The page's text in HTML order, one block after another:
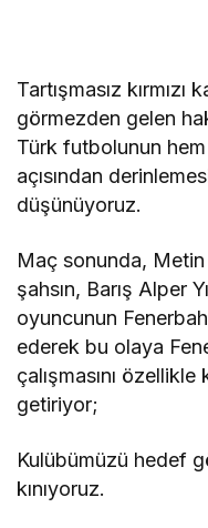
Tartışmasız
görmezden gelen
Türk futbolunun
açısından
düşünüyoruz.
Maç sonunda,
şahsın, Barış Alper
oyuncunun
ederek bu olaya
çalışmasını
getiriyor;
Kulübümüzü hedef
kınıyoruz.